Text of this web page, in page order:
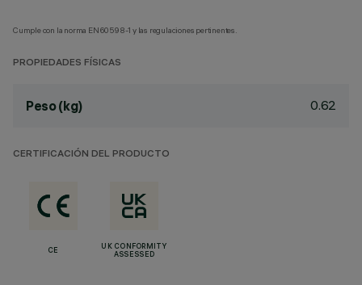
Cumple con la norma EN60598-1 y las regulaciones pertinentes.
PROPIEDADES FÍSICAS
Peso (kg) 0.62
CERTIFICACIÓN DEL PRODUCTO
CE
UK CONFORMITY
ASSESSED